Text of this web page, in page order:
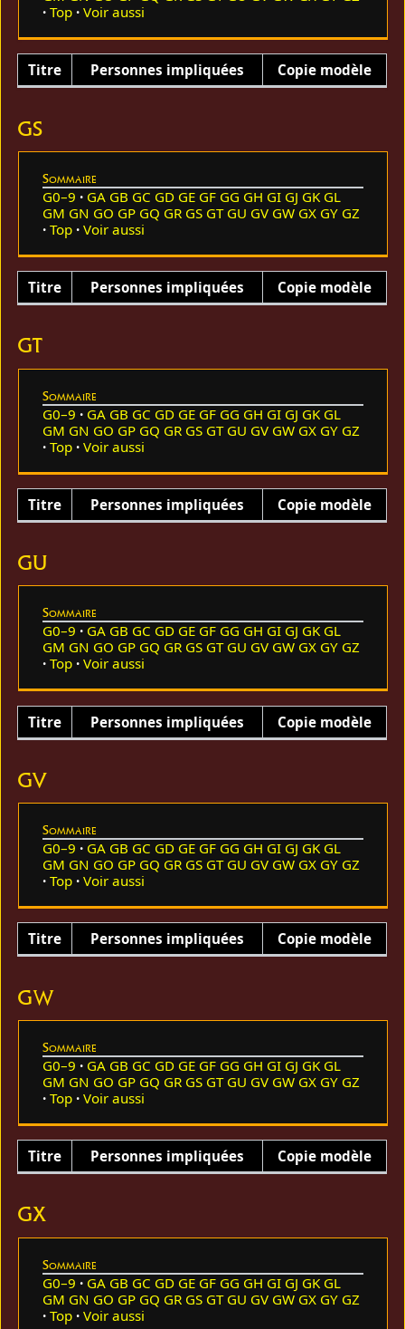
Top
Voir aussi
Titre Personnes impliquées Copie modèle
GS
Sommaire
G0–9 GA GB GC GD GE GF GG GH GI GJ GK GL
GM GN GO GP GQ GR GS GT GU GV GW GX GY GZ
Top
Voir aussi
Titre Personnes impliquées Copie modèle
GT
Sommaire
G0–9 GA GB GC GD GE GF GG GH GI GJ GK GL
GM GN GO GP GQ GR GS GT GU GV GW GX GY GZ
Top
Voir aussi
Titre Personnes impliquées Copie modèle
GU
Sommaire
G0–9 GA GB GC GD GE GF GG GH GI GJ GK GL
GM GN GO GP GQ GR GS GT GU GV GW GX GY GZ
Top
Voir aussi
Titre Personnes impliquées Copie modèle
GV
Sommaire
G0–9 GA GB GC GD GE GF GG GH GI GJ GK GL
GM GN GO GP GQ GR GS GT GU GV GW GX GY GZ
Top
Voir aussi
Titre Personnes impliquées Copie modèle
GW
Sommaire
G0–9 GA GB GC GD GE GF GG GH GI GJ GK GL
GM GN GO GP GQ GR GS GT GU GV GW GX GY GZ
Top
Voir aussi
Titre Personnes impliquées Copie modèle
GX
Sommaire
G0–9 GA GB GC GD GE GF GG GH GI GJ GK GL
GM GN GO GP GQ GR GS GT GU GV GW GX GY GZ
Top
Voir aussi